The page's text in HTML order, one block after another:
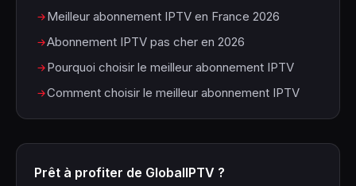
Meilleur abonnement IPTV en France 2026
Abonnement IPTV pas cher en 2026
Pourquoi choisir le meilleur abonnement IPTV
Comment choisir le meilleur abonnement IPTV
Prêt à profiter de GlobalIPTV ?